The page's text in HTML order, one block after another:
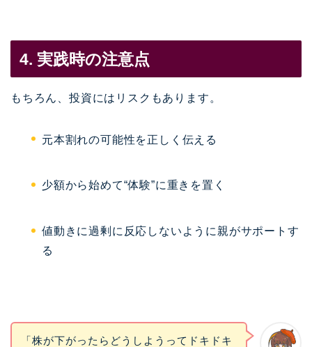
4. 実践時の注意点
もちろん、投資にはリスクもあります。
元本割れの可能性を正しく伝える
少額から始めて“体験”に重きを置く
値動きに過剰に反応しないように親がサポートす
る
「株が下がったらどうしようってドキドキ